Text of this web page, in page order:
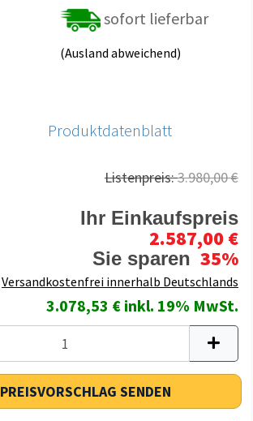
sofort lieferbar
(Ausland abweichend)
Produktdatenblatt
Listenpreis:3.980,00 €
Ihr Einkaufspreis
2.587,00 €
Sie sparen 35%
Versandkostenfrei innerhalb Deutschlands
3.078,53 € inkl. 19% MwSt.
PREISVORSCHLAG SENDEN